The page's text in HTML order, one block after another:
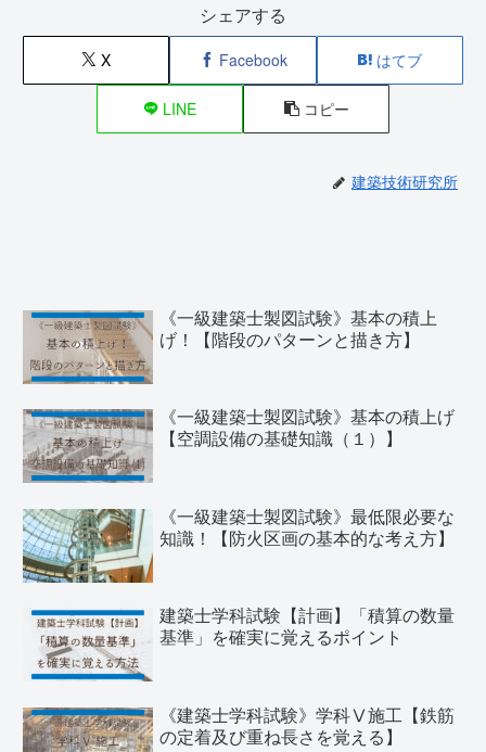
シェアする
X Facebook はてブ
LINE コピー
建築技術研究所
《一級建築士製図試験》基本の積上
げ！【階段のパターンと描き方】
《一級建築士製図試験》基本の積上げ
【空調設備の基礎知識（１）】
《一級建築士製図試験》最低限必要な
知識！【防火区画の基本的な考え方】
建築士学科試験【計画】「積算の数量
基準」を確実に覚えるポイント
《建築士学科試験》学科Ⅴ施工【鉄筋
の定着及び重ね長さを覚える】